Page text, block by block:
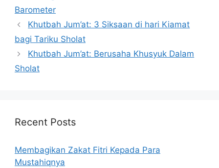
Barometer
Khutbah Jum’at: 3 Siksaan di hari Kiamat
bagi Tariku Sholat
Khutbah Jum’at: Berusaha Khusyuk Dalam
Sholat
Recent Posts
Membagikan Zakat Fitri Kepada Para
Mustahiqnya